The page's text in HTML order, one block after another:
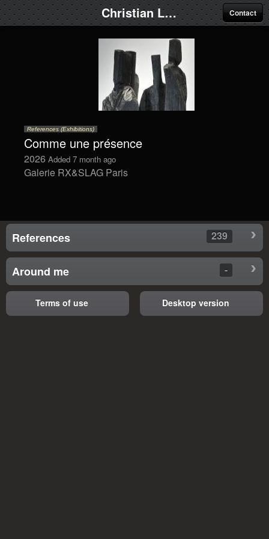
Christian Lapie Contact
References (Exhibitions)
Comme une présence
2026 Added 7 month ago
Galerie RX&SLAG Paris
References 239
Around me -
Terms of use Desktop version